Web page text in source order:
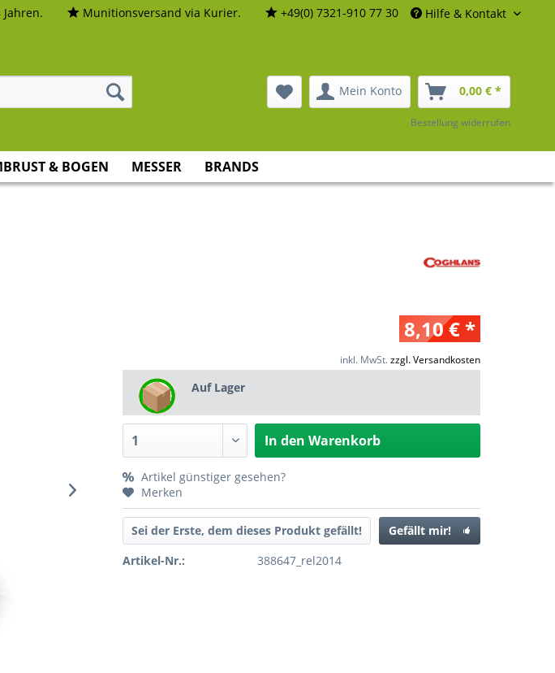
Hilfe & Kontakt
Munitionsversand via Kurier. +49(0) 7321-910 77 30
Mein Konto 0,00 € *
Bestellung widerrufen
& BOGEN MESSER BRANDS
8,10 € *
inkl. MwSt.zzgl. Versandkosten
Auf Lager
In den Warenkorb
Artikel günstiger gesehen?
Merken
Sei der Erste, dem dieses Produkt gefällt!
Gefällt mir!
Artikel-Nr.:
388647_rel2014